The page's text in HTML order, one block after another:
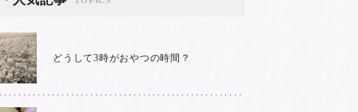
どうして3時がおやつの時間？